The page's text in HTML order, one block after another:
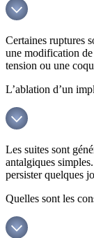
Certaines ruptures
une modification
tension ou une
L’ablation d’un
Les suites sont
antalgiques
persister quelques
Quelles sont les